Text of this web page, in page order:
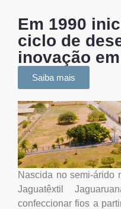
Em 1990
ciclo de
inovação
Saiba mais
Nascida no semi-árido
Jaguatêxtil
confeccionar fios a